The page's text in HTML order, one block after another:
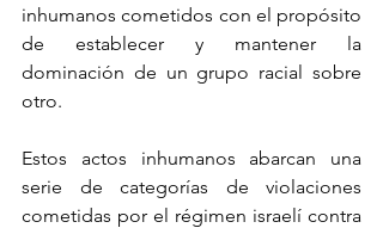
inhumanos cometidos con el propósito
de establecer y mantener la
dominación de un grupo racial sobre
otro.
Estos actos inhumanos abarcan una
serie de categorías de violaciones
cometidas por el régimen israelí contra